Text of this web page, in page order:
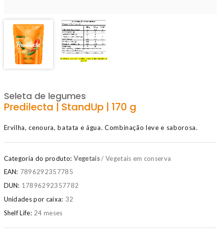
Seleta de legumes
Predilecta | StandUp | 170 g
Ervilha, cenoura, batata e água. Combinação leve e saborosa.
Categoria do produto: Vegetais/ Vegetais em conserva
EAN: 7896292357785
DUN: 17896292357782
Unidades por caixa: 32
Shelf Life: 24 meses